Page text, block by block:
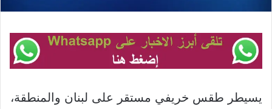
يسيطر طقس خريفي مستقر على لبنان والمنطقة،